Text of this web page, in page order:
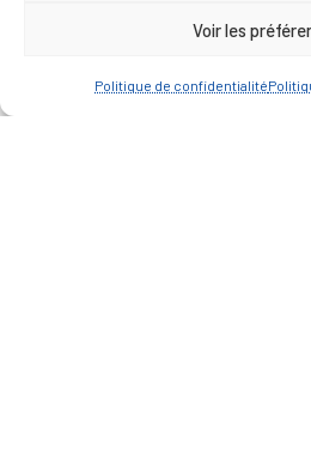
Voir les
Politique de confidentialité
— Contacter la